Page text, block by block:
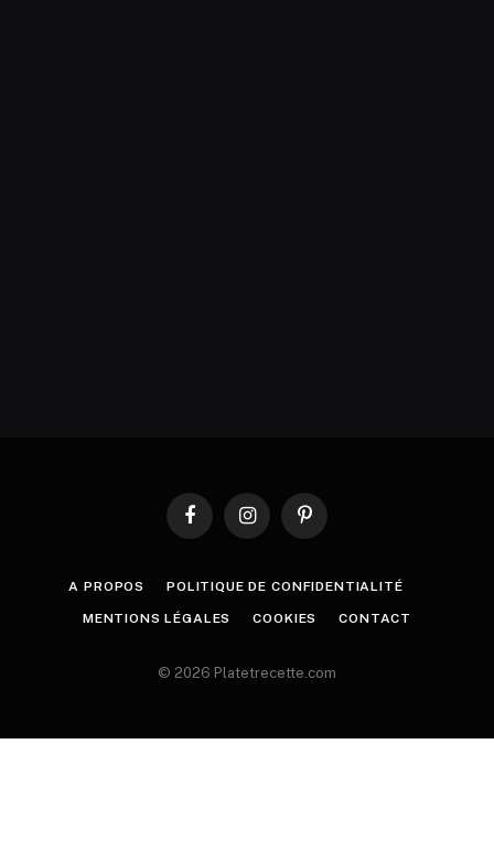
FacebookInstagramPinterest
A PROPOS POLITIQUE DE CONFIDENTIALITÉ
MENTIONS LÉGALES COOKIES CONTACT
© 2026 Platetrecette.com